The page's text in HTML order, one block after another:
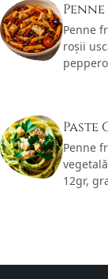
Penne
roșii
Paste
Penne
12gr,